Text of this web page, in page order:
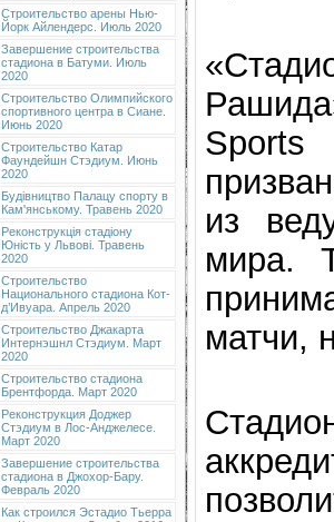
Строительство арены Нью-
Йорк Айлендерс. Июль 2020
Завершение строительства
стадиона в Батуми. Июль
2020
Строительство Олимпийского
спортивного центра в Сиане.
Июнь 2020
Строительство Катар
Фаундейшн Стэдиум. Июнь
2020
Будівництво Палацу спорту в
Кам'янському. Травень 2020
Реконструкція стадіону
Юність у Львові. Травень
2020
Строительство
Национального стадиона Кот-
д’Ивуара. Апрель 2020
Строительство Джакарта
Интернэшнл Стэдиум. Март
2020
Строительство стадиона
Брентфорда. Март 2020
Реконструкция Доджер
Стэдиум в Лос-Анджелесе.
Март 2020
Завершение строительства
стадиона в Джохор-Бару.
Февраль 2020
Как строился Эстадио Тьерра
Sports
из
мира.
матчи,